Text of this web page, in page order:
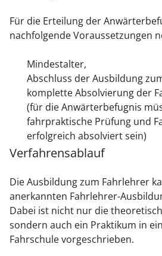
Für die Erteilung der
nachfolgende Voraussetzungen
Mindestalter,
Abschluss der Ausbildung
komplette Absolvierung der
(für die Anwärterbefugnis
fahrpraktische Prüfung und
erfolgreich absolviert sein)
Verfahrensablauf
Die Ausbildung zum Fahrlehrer
anerkannten Fahrlehrer-
Dabei ist nicht nur die
sondern auch ein Praktikum in
Fahrschule vorgeschrieben.